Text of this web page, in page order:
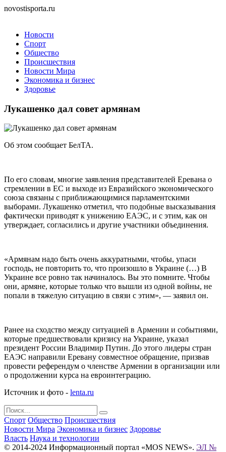
novostisporta.ru
Новости
Спорт
Общество
Происшествия
Новости Мира
Экономика и бизнес
Здоровье
Лукашенко дал совет армянам
Об этом сообщает БелТА.
По его словам, многие заявления представителей Еревана о
стремлении в ЕС и выходе из Евразийского экономического
союза связаны с приближающимися парламентскими
выборами. Лукашенко отметил, что подобные высказывания
фактически приводят к унижению ЕАЭС, и с этим, как он
утверждает, согласились и другие участники объединения.
«Армянам надо быть очень аккуратными, чтобы, упаси
господь, не повторить то, что произошло в Украине (…) В
Украине все ровно так начиналось. Вы это помните. Чтобы
они, армяне, которые только что вышли из одной войны, не
попали в тяжелую ситуацию в связи с этим», — заявил он.
Ранее на сходство между ситуацией в Армении и событиями,
которые предшествовали кризису на Украине, указал
президент России Владимир Путин. До этого лидеры стран
ЕАЭС направили Еревану совместное обращение, призвав
провести референдум о членстве Армении в организации или
о продолжении курса на евроинтеграцию.
Источник и фото - lenta.ru
Спорт Общество Происшествия
Новости Мира Экономика и бизнес Здоровье
Власть Наука и технологии
© 2014-2024 Информационный портал «MOS NEWS». ЭЛ №